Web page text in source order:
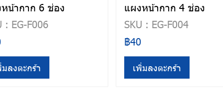
น้ากาก 6 ช่อง
: EG-F006
มลงตะกร้า
แผงหน้ากาก 4 ช่อง
SKU : EG-F004
฿40
เพิ่มลงตะกร้า